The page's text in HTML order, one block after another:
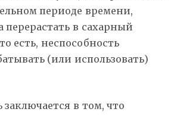
периоде времени,
перерастать в сахарный
есть, неспособность
(или использовать)
в том, что